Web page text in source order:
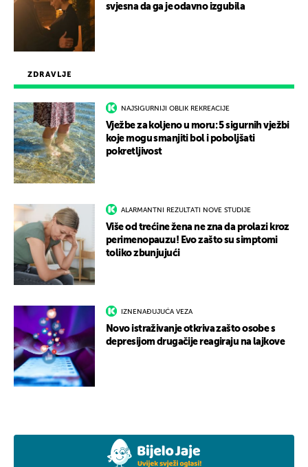
ZDRAVLJE
NAJSIGURNIJI OBLIK REKREACIJE
Vježbe za koljeno u moru: 5 sigurnih vježbi
koje mogu smanjiti bol i poboljšati
pokretljivost
ALARMANTNI REZULTATI NOVE STUDIJE
Više od trećine žena ne zna da prolazi kroz
perimenopauzu! Evo zašto su simptomi
toliko zbunjujući
IZNENAĐUJUĆA VEZA
Novo istraživanje otkriva zašto osobe s
depresijom drugačije reagiraju na lajkove
svjesna da ga je odavno izgubila